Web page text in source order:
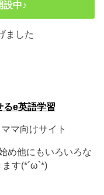
設中♪
ました
e英語学習
マ向けサイト
め他にもいろいろな
す(*´ω`*)